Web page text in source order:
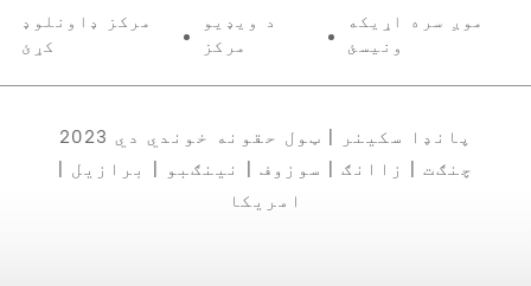
مرکز ډاونلوډ
کړئ
د ویډیو
مرکز
موږ سره اړیکه
ونیسئ
2023 پانډا سکینر | ټول حقونه خوندي دي
چنګت | زاانګ | سوزوف | نینګبو | برازیل |
امریکا